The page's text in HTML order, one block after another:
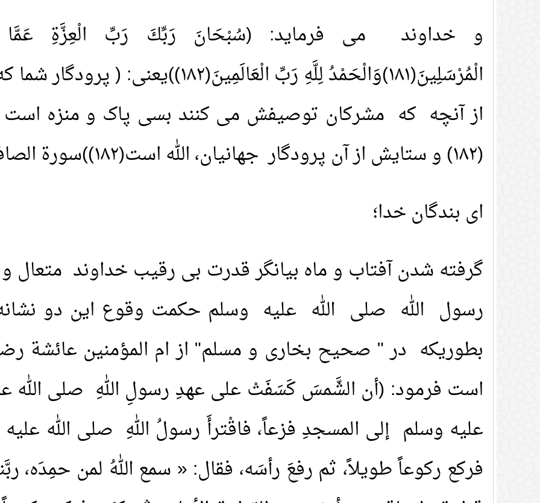
الْمُرْسَلِينَ(١٨١)وَالْحَمْدُ لِلَّهِ رَبِّ
(۱۸۲) و ستایش از آن پرودگار جهانیان، الله است(۱۸۲))سورة الصافات/١٨-١٨٢
ای بندگان خدا؛
گرفته شدن آفتاب و ماه بیانگر قدرت بی رقیب خداوند
رسول الله صلی الله عليه وسلم حکمت وقوع این دو
بطوریکه در " صحیح بخاری و مسلم" از ام المؤمنين عائشة
است فرمود: (أن الشَّمسَ كَسَفَتْ على عهدِ رسولِ اللهِ صلى الله
عليه وسلم إلى المسجدِ فزعاً، فاقْترأَ رسولُ اللهِ صلى الله
فركع ركوعاً طويلاً، ثم رفعَ رأسَه، فقال: « سمع اللهُ لمن حمِدَه،